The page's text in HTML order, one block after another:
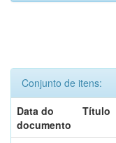
Conjunto de itens:
Data do
documento
Título